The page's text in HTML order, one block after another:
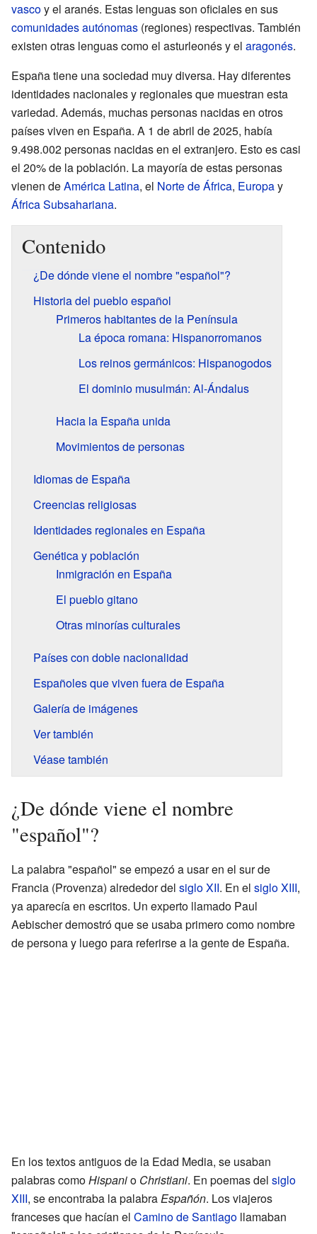
vascoy el aranés. Estas lenguas son oficiales en sus
comunidades autónomas (regiones) respectivas. También
existen otras lenguas como el asturleonés y el aragonés.
España tiene una sociedad muy diversa. Hay diferentes
identidades nacionales y regionales que muestran esta
variedad. Además, muchas personas nacidas en otros
países viven en España. A 1 de abril de 2025, había
9.498.002 personas nacidas en el extranjero. Esto es casi
el 20% de la población. La mayoría de estas personas
vienen deAmérica Latina, el Norte de África, Europay
África Subsahariana.
Contenido
¿De dónde viene el nombre "español"?
Historia del pueblo español
Primeros habitantes de la Península
La época romana: Hispanorromanos
Los reinos germánicos: Hispanogodos
El dominio musulmán: Al-Ándalus
Hacia la España unida
Movimientos de personas
Idiomas de España
Creencias religiosas
Identidades regionales en España
Genética y población
Inmigración en España
El pueblo gitano
Otras minorías culturales
Países con doble nacionalidad
Españoles que viven fuera de España
Galería de imágenes
Ver también
Véase también
¿De dónde viene el nombre
"español"?
La palabra "español" se empezó a usar en el sur de
Francia (Provenza) alrededor del siglo XII. En el siglo XIII,
ya aparecía en escritos. Un experto llamado Paul
Aebischer demostró que se usaba primero como nombre
de persona y luego para referirse a la gente de España.
En los textos antiguos de la Edad Media, se usaban
palabras comoHispanio Christiani. En poemas del siglo
XIII, se encontraba la palabraEspañón. Los viajeros
franceses que hacían el Camino de Santiago llamaban